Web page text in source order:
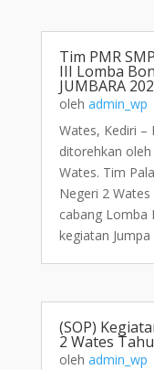
Tim PMR
III Lomba
JUMBARA
oleh admin_wp
Wates, Kediri –
ditorehkan
Wates. Tim
Negeri 2
cabang Lomba
kegiatan
(SOP)
2 Wates
oleh admin_wp